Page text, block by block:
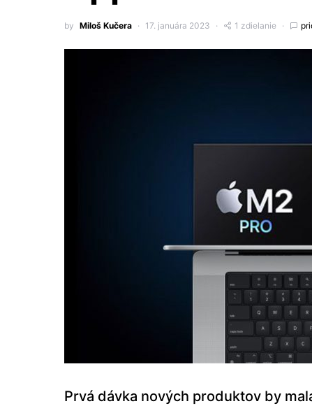
by Miloš Kučera 17. januára 2023 1 zdielanie
Prvá dávka nových produktov by